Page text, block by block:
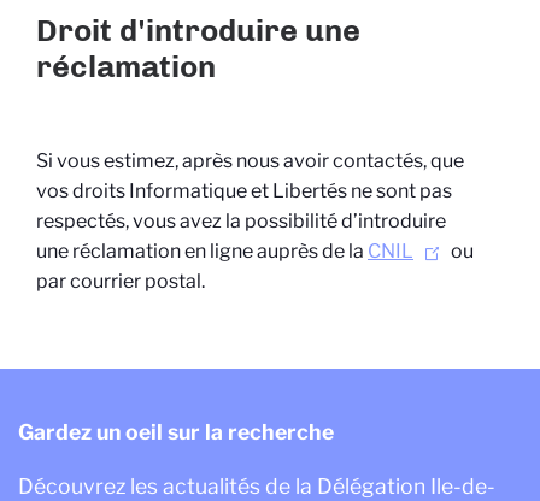
Droit d'introduire une
réclamation
Si vous estimez, après nous avoir contactés, que
vos droits Informatique et Libertés ne sont pas
respectés, vous avez la possibilité d’introduire
une réclamation en ligne auprès de la CNIL
ou
par courrier postal.
Gardez un oeil sur la recherche
Découvrez les actualités de la Délégation Ile-de-